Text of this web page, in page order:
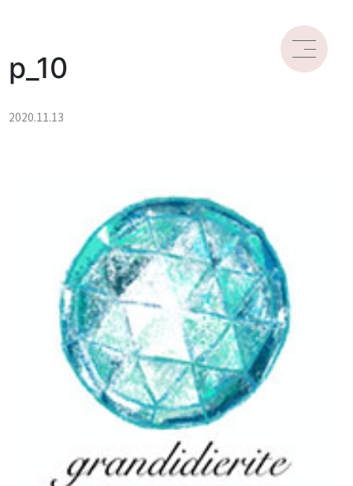
p_10
2020.11.13